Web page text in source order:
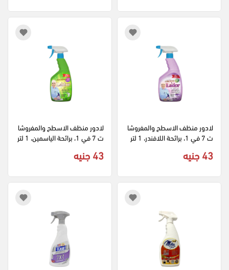
لادور منظف الاسطح والمفروشا
ت 7 في 1، برائحة اللافندر، 1 لتر
43 جنيه
لادور منظف الاسطح والمفروشا
ت 7 في 1، برائحة الياسمين، 1 لتر
43 جنيه